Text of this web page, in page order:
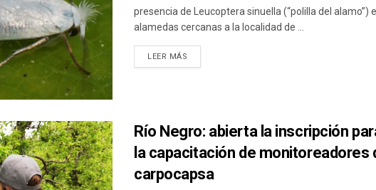
presencia de Leucoptera sinuella (“polilla del alamo”)
alamedas cercanas a la localidad de ...
LEER MÁS
Río Negro: abierta la inscripción
la capacitación de monitoreadores
carpocapsa